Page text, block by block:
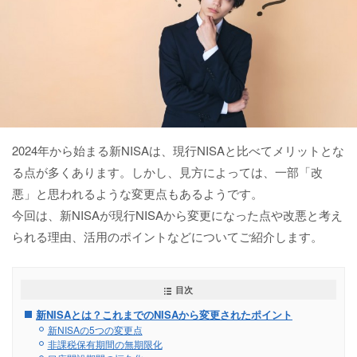
2024年から始まる新NISAは、現行NISAと比べてメリットとな
る点が多くあります。しかし、見方によっては、一部「改
悪」と思われるような変更点もあるようです。
今回は、新NISAが現行NISAから変更になった点や改悪と考え
られる理由、活用のポイントなどについてご紹介します。
目次
新NISAとは？これまでのNISAから変更されたポイント
新NISAの5つの変更点
非課税保有期間の無期限化